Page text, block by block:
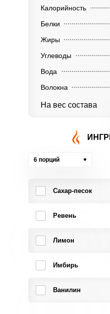
Калорийность
Белки
Жиры
Углеводы
Вода
Волокна
На вес состава
6 порций
Сахар-песок
Ревень
Лимон
Имбирь
Ванилин